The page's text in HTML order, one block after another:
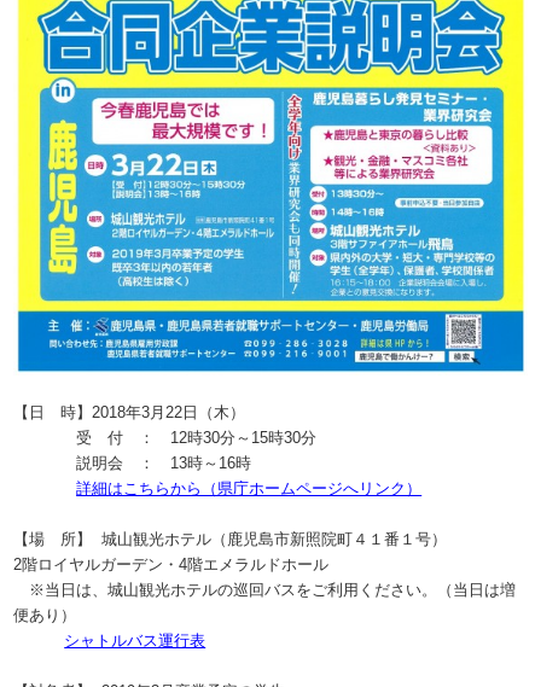
【日 時】 2018年3月22日（木）
受 付 ： 12時30分～15時30分
説明会 ： 13時～16時
詳細はこちらから（県庁ホームページへリンク）
【場 所】
城山観光ホテル（鹿児島市新照院町４１番１号）
2階ロイヤルガーデン・4階エメラルドホール
※当日は、城山観光ホテルの巡回バスをご利用ください。（当日は増
便あり）
シャトルバス運行表